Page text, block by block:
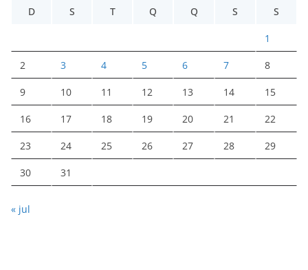
D
S T Q Q S S
1
2 3 4 5 6 7 8
9 10 11 12 13 14 15
16 17 18 19 20 21 22
23 24 25 26 27 28 29
30 31
« jul